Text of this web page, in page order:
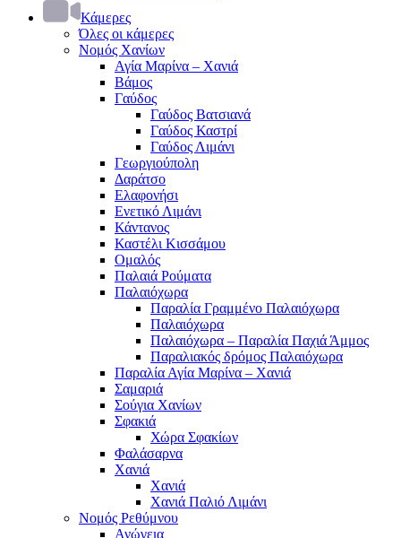
Κάμερες
Όλες οι κάμερες
Νομός Χανίων
Αγία Μαρίνα – Χανιά
Βάμος
Γαύδος
Γαύδος Βατσιανά
Γαύδος Καστρί
Γαύδος Λιμάνι
Γεωργιούπολη
Δαράτσο
Ελαφονήσι
Ενετικό Λιμάνι
Κάντανος
Καστέλι Κισσάμου
Ομαλός
Παλαιά Ρούματα
Παλαιόχωρα
Παραλία Γραμμένο Παλαιόχωρα
Παλαιόχωρα
Παλαιόχωρα – Παραλία Παχιά Άμμος
Παραλιακός δρόμος Παλαιόχωρα
Παραλία Αγία Μαρίνα – Χανιά
Σαμαριά
Σούγια Χανίων
Σφακιά
Χώρα Σφακίων
Φαλάσαρνα
Χανιά
Χανιά
Χανιά Παλιό Λιμάνι
Νομός Ρεθύμνου
Ανώγεια